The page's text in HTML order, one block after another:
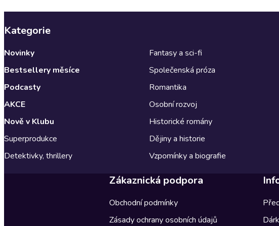
Kategorie
Novinky
Bestsellery měsíce
Podcasty
AKCE
Nově v Klubu
Superprodukce
Detektivky, thrillery
Fantasy a sci-fi
Společenská próza
Romantika
Osobní rozvoj
Historické romány
Dějiny a historie
Vzpomínky a biografie
Zákaznická podpora
Obchodní podmínky
Zásady ochrany osobních údajů